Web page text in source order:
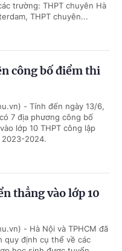
trường: THPT chuyên Hà
THPT chuyên...
công bố điểm thi
- Tính đến ngày 13/6,
7 địa phương công bố
lớp 10 THPT công lập
2023-2024.
thẳng vào lớp 10
- Hà Nội và TPHCM đã
quy định cụ thể về các